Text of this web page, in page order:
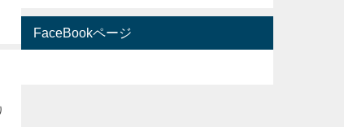
FaceBookページ